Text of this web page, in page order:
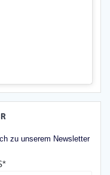
zu unserem Newsletter